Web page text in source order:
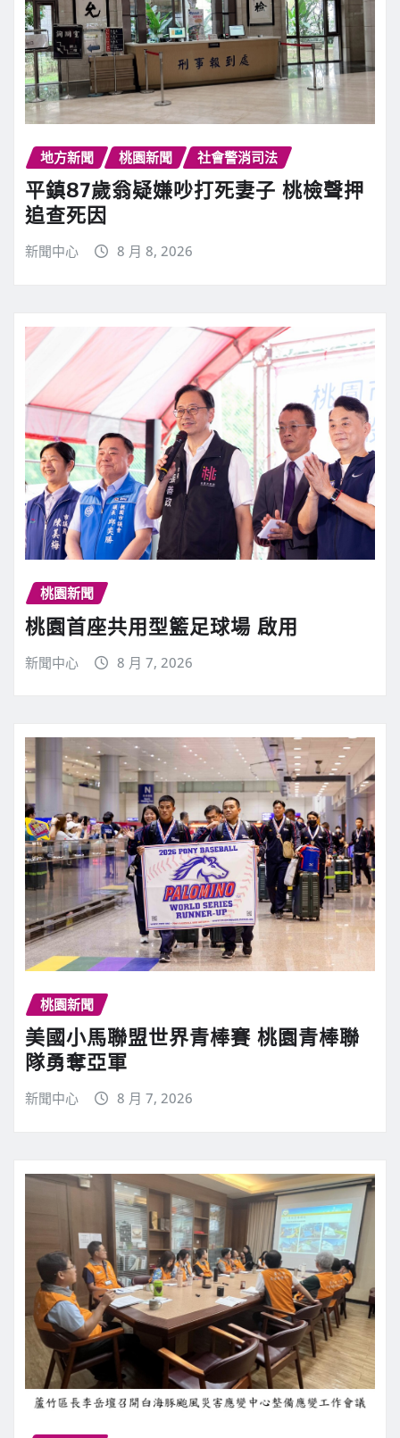
地方新聞 桃園新聞 社會警消司法
平鎮87歲翁疑嫌吵打死妻子 桃檢聲押
追查死因
新聞中心 8 月 8, 2026
桃園新聞
桃園首座共用型籃足球場 啟用
新聞中心 8 月 7, 2026
桃園新聞
美國小馬聯盟世界青棒賽 桃園青棒聯
隊勇奪亞軍
新聞中心 8 月 7, 2026